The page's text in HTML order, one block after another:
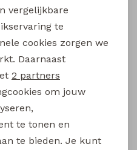
D-zine
24,99
D-zine
vergelijkbare
te
cookies zorgen we
Daarnaast
2 partners
om jouw
te tonen en
te bieden. Je kunt